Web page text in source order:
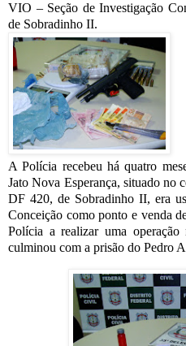
VIO – Seção de Investigação
de Sobradinho II.
A Polícia recebeu há quatro
Jato Nova Esperança, situado no
DF 420, de Sobradinho II, era
Conceição como ponto e venda
Polícia a realizar uma operação
culminou com a prisão do Pedro